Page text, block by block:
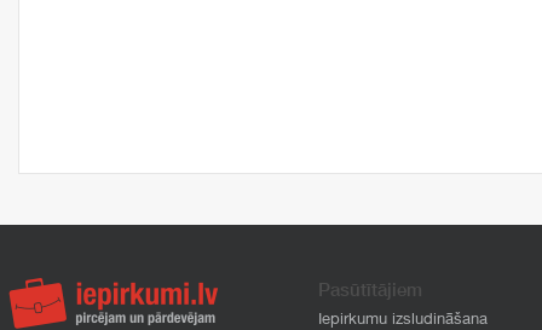
Pasūtītājiem
Iepirkumu izsludināšana